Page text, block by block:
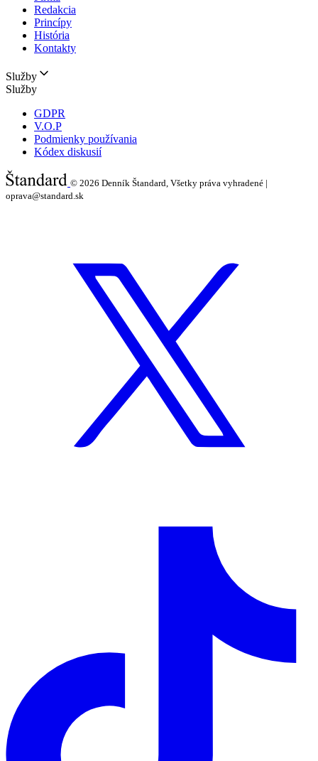
Redakcia
Princípy
História
Kontakty
Služby
Služby
GDPR
V.O.P
Podmienky používania
Kódex diskusií
© 2026 Denník Štandard, Všetky práva vyhradené |
oprava@standard.sk